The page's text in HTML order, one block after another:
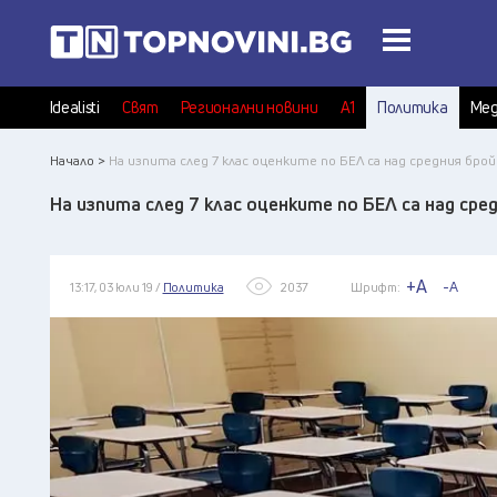
Idealisti Свят Регионални новини А1 Политика
Начало > На изпита след 7 клас оценките по БЕЛ са над средния
На изпита след 7 клас оценките по БЕЛ са над
13:17, 03 юли 19 / Политика 2037 Шрифт: +A -A